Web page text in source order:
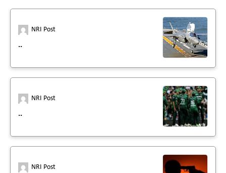
NRI Post
..
NRI Post
..
NRI Post